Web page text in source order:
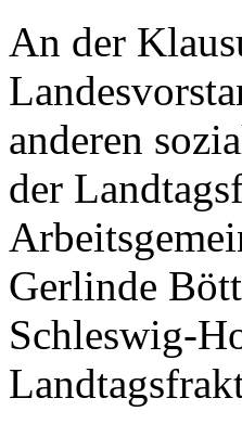
An der
anderen
der
Gerlinde
Schleswig-